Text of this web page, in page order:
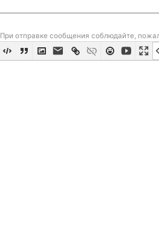
При отправке сообщения соблюдайте,